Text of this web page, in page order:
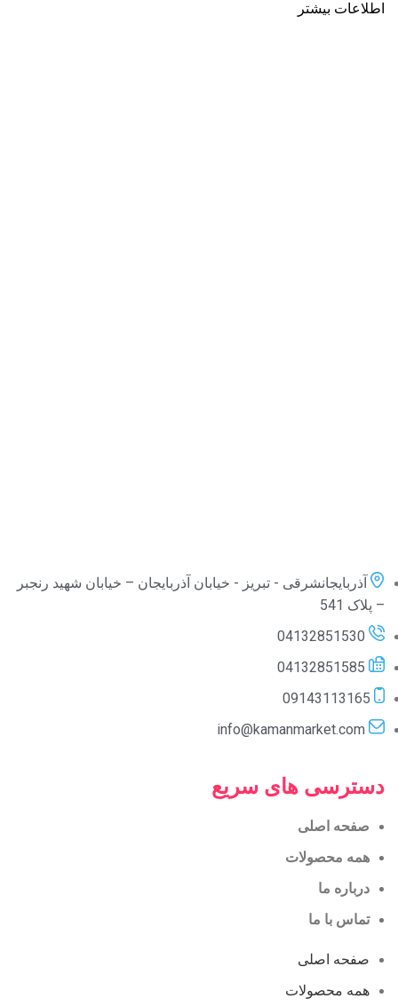
اطلاعات بیشتر
آذربایجانشرقی - تبریز - خیابان آذربایجان – خیابان شهید رنجبر
– پلاک 541
04132851530
04132851585
09143113165
info@kamanmarket.com
دسترسی های سریع
صفحه اصلی
همه محصولات
درباره ما
تماس با ما
صفحه اصلی
همه محصولات